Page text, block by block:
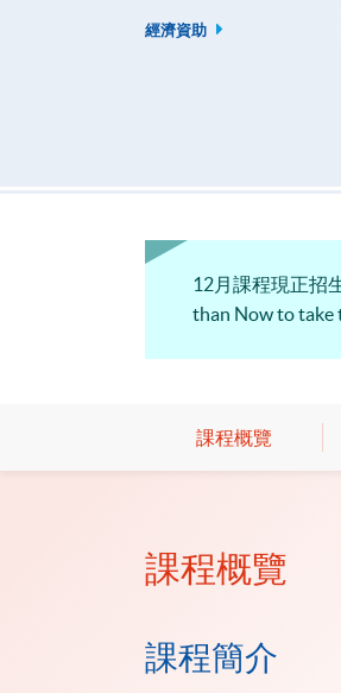
經濟資助
12月課程現正招
than Now to take
課程概覽
課程概覽
課程簡介